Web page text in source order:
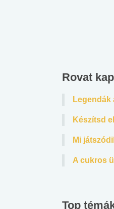
Rovat
Legendák
Készítsd
Mi
A cukros
Top